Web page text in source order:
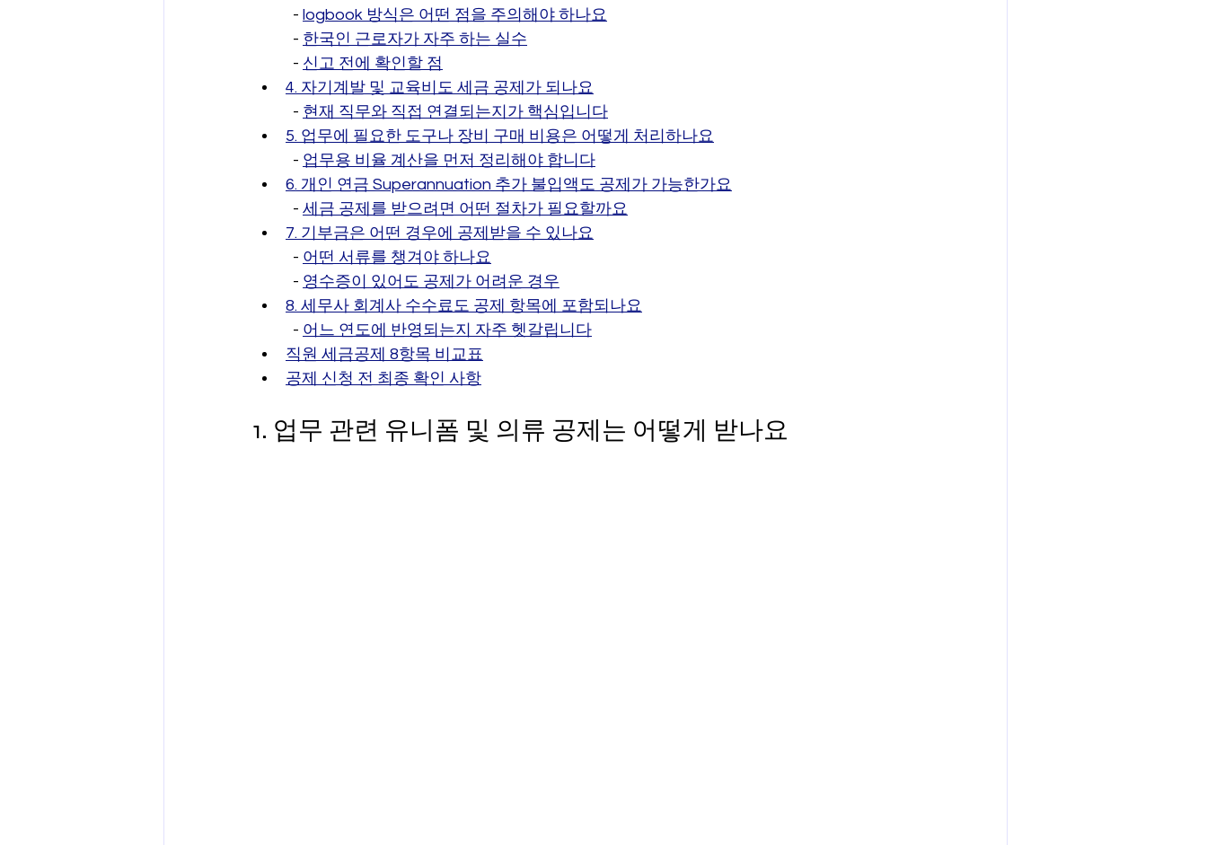
  -
logbook 방식은 어떤 점을 주의해야 하나요
  -
한국인 근로자가 자주 하는 실수
  -
신고 전에 확인할 점
4. 자기계발 및 교육비도 세금 공제가 되나요
  -
현재 직무와 직접 연결되는지가 핵심입니다
5. 업무에 필요한 도구나 장비 구매 비용은 어떻게 처리하나요
  -
업무용 비율 계산을 먼저 정리해야 합니다
6. 개인 연금 Superannuation 추가 불입액도 공제가 가능한가요
  -
세금 공제를 받으려면 어떤 절차가 필요할까요
7. 기부금은 어떤 경우에 공제받을 수 있나요
  -
어떤 서류를 챙겨야 하나요
  -
영수증이 있어도 공제가 어려운 경우
8. 세무사 회계사 수수료도 공제 항목에 포함되나요
  -
어느 연도에 반영되는지 자주 헷갈립니다
직원 세금공제 8항목 비교표
공제 신청 전 최종 확인 사항
1. 업무 관련 유니폼 및 의류 공제는 어떻게 받나요